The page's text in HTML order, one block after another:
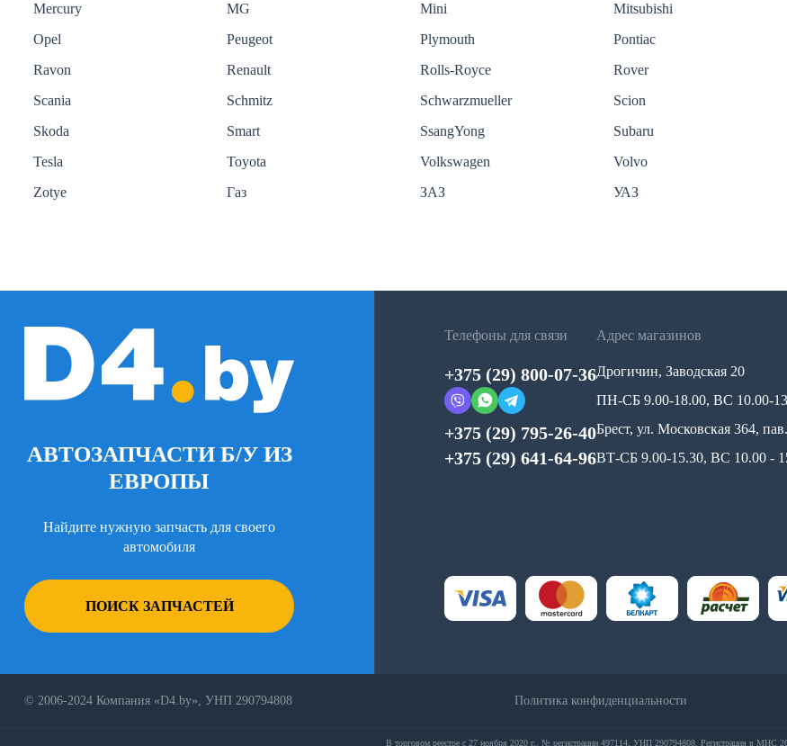
Mercury
MG Mini Mitsubishi
Opel
Peugeot Plymouth Pontiac
Ravon
Renault Rolls-Royce Rover
Scania
Schmitz Schwarzmueller Scion
Skoda
Smart SsangYong Subaru
Tesla
Toyota Volkswagen Volvo
Zotye
Газ ЗАЗ УАЗ
АВТОЗАПЧАСТИ Б/У ИЗ
ЕВРОПЫ
Найдите нужную запчасть для своего
автомобиля
ПОИСК ЗАПЧАСТЕЙ
Телефоны для связи
+375 (29) 800-07-36
+375 (29) 795-26-40
+375 (29) 641-64-96
Адрес магазинов
Дрогичин, Заводская 20
ПН-СБ 9.00-18.00, ВС 10.00-
Брест, ул. Московская 364,
ВТ-СБ 9.00-15.30, ВС 10.00 -
© 2006-2024 Компания «D4.by», УНП 290794808 Политика конфиденциальности
В торговом реестре с 27 ноября 2020 г., № регистрации 497114, УНП 290794808. Регистрация в МНС